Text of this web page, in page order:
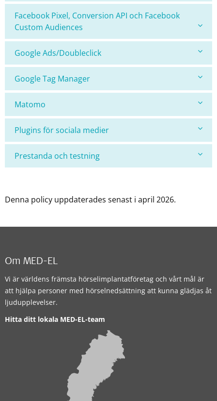
Facebook Pixel, Conversion API och Facebook
Custom Audiences
Google Ads/Doubleclick
Google Tag Manager
Matomo
Plugins för sociala medier
Prestanda och testning
Denna policy uppdaterades senast i april 2026.
Om MED-EL
Vi är världens främsta hörselimplantatföretag och vårt mål är
att hjälpa personer med hörselnedsättning att kunna glädjas åt
ljudupplevelser.
Hitta ditt lokala MED-EL-team